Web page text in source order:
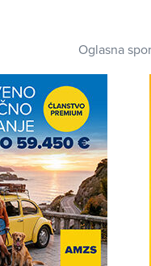
Oglasna